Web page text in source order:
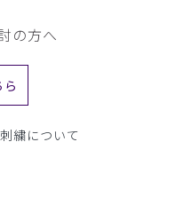
の方へ
繍について